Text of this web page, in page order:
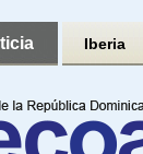
Iberia